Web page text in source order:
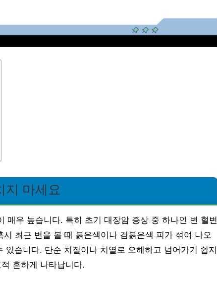
지 마세요
매우 높습니다. 특히 초기 대장암 증상 중 하나인 변 혈변
최근 변을 볼 때 붉은색이나 검붉은색 피가 섞여 나오
습니다. 단순 치질이나 치열로 오해하고 넘어가기 쉽지
흔하게 나타납니다.